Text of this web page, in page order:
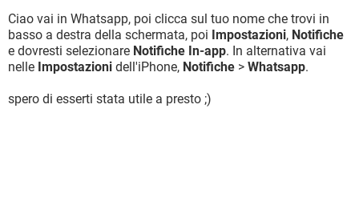
Ciao vai in Whatsapp, poi clicca sul tuo nome che trovi in
basso a destra della schermata, poi Impostazioni, Notifiche
e dovresti selezionare Notifiche In-app. In alternativa vai
nelle Impostazioni dell'iPhone, Notifiche > Whatsapp.
spero di esserti stata utile a presto ;)